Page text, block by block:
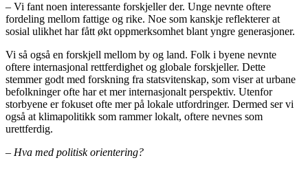
– Vi fant noen interessante forskjeller der. Unge nevnte oftere
fordeling mellom fattige og rike. Noe som kanskje reflekterer at
sosial ulikhet har fått økt oppmerksomhet blant yngre generasjoner.
Vi så også en forskjell mellom by og land. Folk i byene nevnte
oftere internasjonal rettferdighet og globale forskjeller. Dette
stemmer godt med forskning fra statsvitenskap, som viser at urbane
befolkninger ofte har et mer internasjonalt perspektiv. Utenfor
storbyene er fokuset ofte mer på lokale utfordringer. Dermed ser vi
også at klimapolitikk som rammer lokalt, oftere nevnes som
urettferdig.
– Hva med politisk orientering?